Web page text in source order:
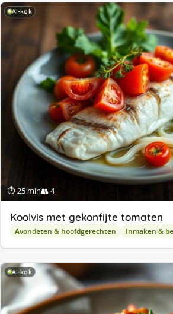
AI-kok
⏱ 25 min👥 4
Koolvis met gekonfijte tomaten
Avondeten & hoofdgerechten Inmaken &
AI-kok